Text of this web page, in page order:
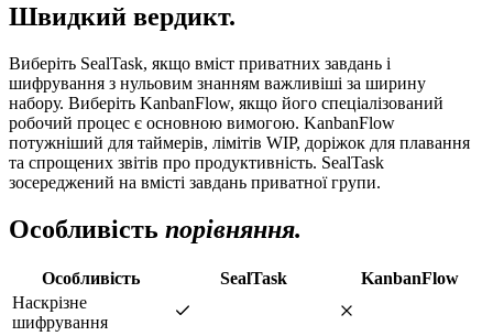
Швидкий вердикт.
Виберіть SealTask, якщо вміст приватних завдань і
шифрування з нульовим знанням важливіші за ширину
набору. Виберіть KanbanFlow, якщо його спеціалізований
робочий процес є основною вимогою. KanbanFlow
потужніший для таймерів, лімітів WIP, доріжок для плавання
та спрощених звітів про продуктивність. SealTask
зосереджений на вмісті завдань приватної групи.
Особливість порівняння.
Особливість SealTask
KanbanFlow
Наскрізне
шифрування